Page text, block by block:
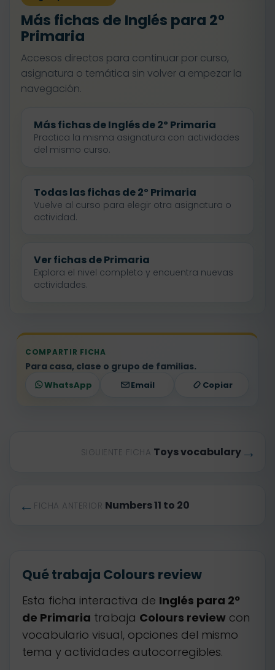
Más fichas de Inglés para 2º
Primaria
Accesos directos para continuar por curso,
asignatura o temática sin volver a empezar la
navegación.
Más fichas de Inglés de 2º Primaria
Practica la misma asignatura con actividades
del mismo curso.
Todas las fichas de 2º Primaria
Vuelve al curso para elegir otra asignatura o
actividad.
Ver fichas de Primaria
Explora el nivel completo y encuentra nuevas
actividades.
COMPARTIR FICHA
Para casa, clase o grupo de familias.
WhatsApp Email Copiar
← FICHA ANTERIOR Numbers 11 to 20
SIGUIENTE FICHA Toys vocabulary →
Qué trabaja Colours review
Esta ficha interactiva de Inglés para 2º
de Primaria trabaja Colours review con
vocabulario visual, opciones del mismo
tema y actividades autocorregibles.